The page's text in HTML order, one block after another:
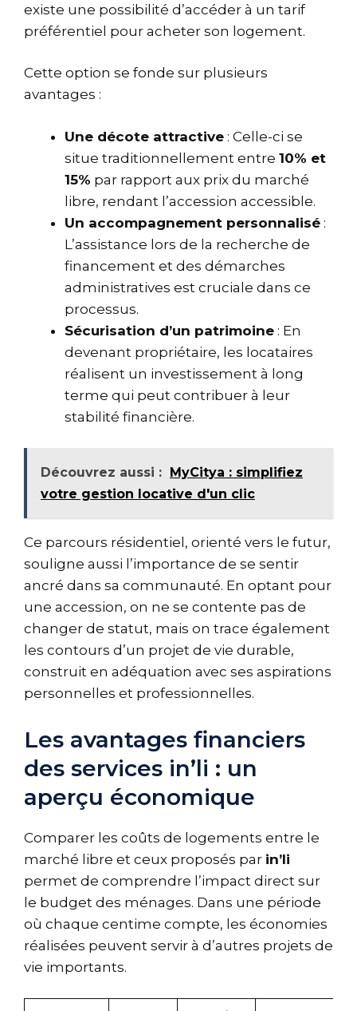
existe une possibilité d’accéder à un tarif
préférentiel pour acheter son logement.
Cette option se fonde sur plusieurs
avantages :
Une décote attractive : Celle-ci se
situe traditionnellement entre 10% et
15% par rapport aux prix du marché
libre, rendant l’accession accessible.
Un accompagnement personnalisé :
L’assistance lors de la recherche de
financement et des démarches
administratives est cruciale dans ce
processus.
Sécurisation d’un patrimoine : En
devenant propriétaire, les locataires
réalisent un investissement à long
terme qui peut contribuer à leur
stabilité financière.
Découvrez aussi : MyCitya : simplifiez
votre gestion locative d'un clic
Ce parcours résidentiel, orienté vers le futur,
souligne aussi l’importance de se sentir
ancré dans sa communauté. En optant pour
une accession, on ne se contente pas de
changer de statut, mais on trace également
les contours d’un projet de vie durable,
construit en adéquation avec ses aspirations
personnelles et professionnelles.
Les avantages financiers
des services in’li : un
aperçu économique
Comparer les coûts de logements entre le
marché libre et ceux proposés par in’li
permet de comprendre l’impact direct sur
le budget des ménages. Dans une période
où chaque centime compte, les économies
réalisées peuvent servir à d’autres projets de
vie importants.